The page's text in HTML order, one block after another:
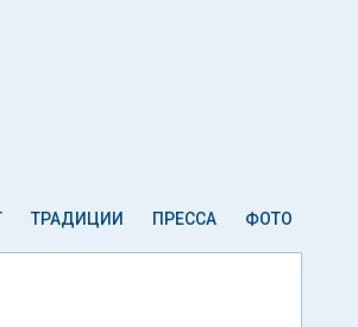
ТРАДИЦИИ ПРЕССА ФОТО